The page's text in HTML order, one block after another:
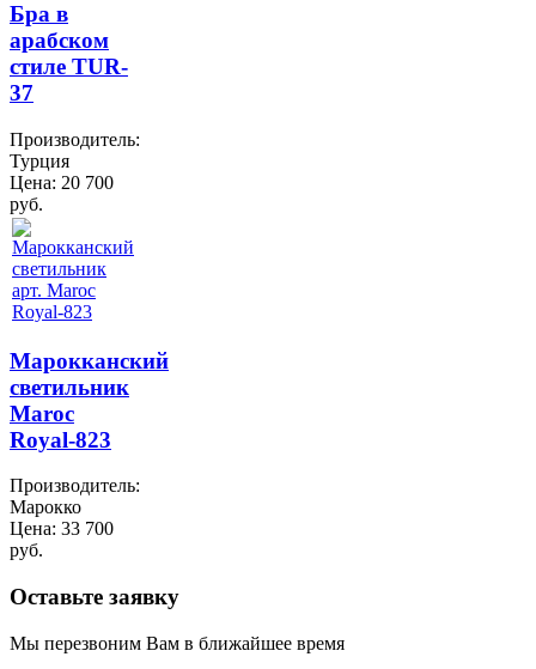
Бра в
арабском
стиле TUR-
37
Производитель:
Турция
Цена: 20 700
руб.
Марокканский
светильник
Maroc
Royal-823
Производитель:
Марокко
Цена: 33 700
руб.
Оставьте заявку
Мы перезвоним Вам в ближайшее время